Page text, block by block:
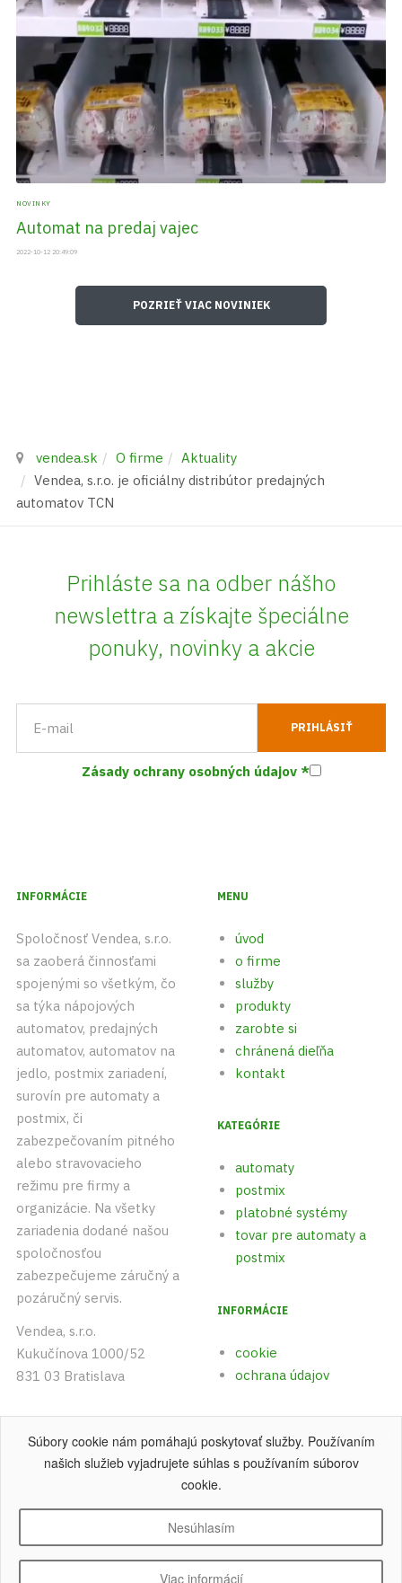
NOVINKY
Automat na predaj vajec
2022-10-12 20:49:09
POZRIEŤ VIAC NOVINIEK
vendea.sk O firme
Aktuality
Vendea, s.r.o. je oficiálny distribútor predajných
automatov TCN
Prihláste sa na odber nášho
newslettra a získajte špeciálne
ponuky, novinky a akcie
Zásady ochrany osobných údajov*
INFORMÁCIE
Spoločnosť Vendea, s.r.o.
sa zaoberá činnosťami
spojenými so všetkým, čo
sa týka nápojových
automatov, predajných
automatov, automatov na
jedlo, postmix zariadení,
surovín pre automaty a
postmix, či
zabezpečovaním pitného
alebo stravovacieho
režimu pre firmy a
organizácie. Na všetky
zariadenia dodané našou
spoločnosťou
zabezpečujeme záručný a
pozáručný servis.
Vendea, s.r.o.
Kukučínova 1000/52
831 03 Bratislava
+421 (0)903 542 893
+421 (0)915 742 891
MENU
úvod
o firme
služby
produkty
zarobte si
chránená dieľňa
kontakt
KATEGÓRIE
automaty
postmix
platobné systémy
tovar pre automaty a
postmix
INFORMÁCIE
cookie
ochrana údajov
Copyright © 2004 - 2026 Vendea, s.r.o.Všetky práva vyhradené.
Súbory cookie nám pomáhajú poskytovať služby. Používaním
našich služieb vyjadrujete súhlas s používaním súborov
cookie.
Nesúhlasím
Viac informácií